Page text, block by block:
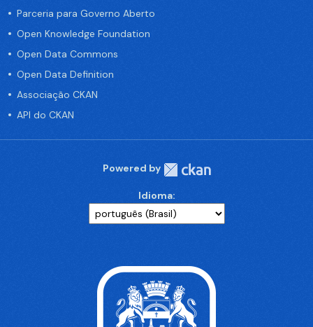
Parceria para Governo Aberto
Open Knowledge Foundation
Open Data Commons
Open Data Definition
Associação CKAN
API do CKAN
Powered by
Idioma